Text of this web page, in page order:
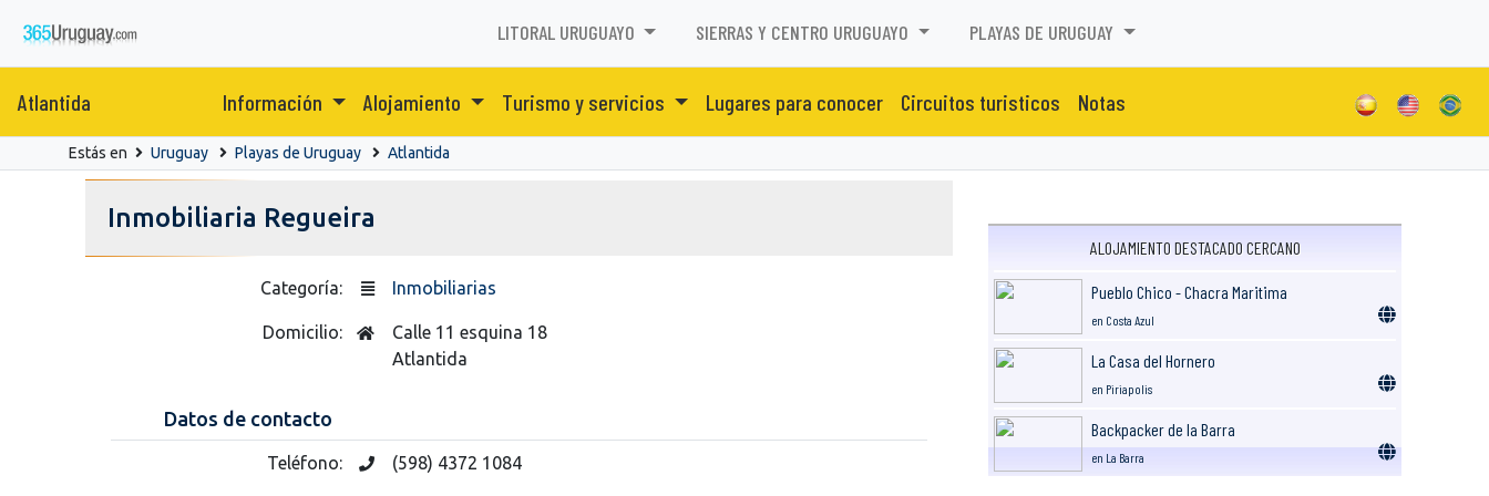
LITORAL URUGUAYO SIERRAS Y CENTRO URUGUAYO PLAYAS DE URUGUAY
Atlantida Información Alojamiento Turismo y servicios Lugares para conocer Circuitos turisticos Notas
Estás en Uruguay Playas de Uruguay Atlantida
Inmobiliaria Regueira
Categoría: Inmobiliarias
Domicilio:
Calle 11 esquina 18
Atlantida
Datos de contacto
Teléfono: (598) 4372 1084
ALOJAMIENTO DESTACADO CERCANO
Pueblo Chico - Chacra Maritima
en Costa Azul
La Casa del Hornero
en Piriapolis
Backpacker de la Barra
en La Barra